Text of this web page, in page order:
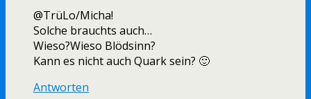
@TrüLo/Micha!
Solche brauchts auch…
Wieso?Wieso Blödsinn?
Kann es nicht auch Quark sein? 🙂
Antworten